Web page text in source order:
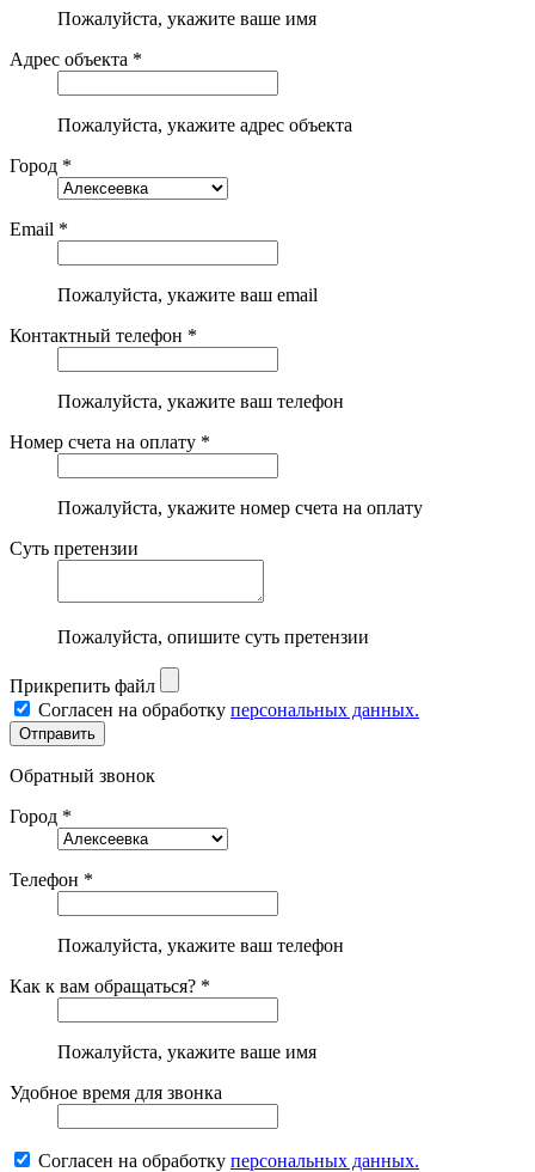
Пожалуйста, укажите ваше имя
Адрес объекта *
Пожалуйста, укажите адрес объекта
Город *
Email *
Пожалуйста, укажите ваш email
Контактный телефон *
Пожалуйста, укажите ваш телефон
Номер счета на оплату *
Пожалуйста, укажите номер счета на оплату
Суть претензии
Пожалуйста, опишите суть претензии
Прикрепить файл
Согласен на обработку персональных данных.
Обратный звонок
Город *
Телефон *
Пожалуйста, укажите ваш телефон
Как к вам обращаться? *
Пожалуйста, укажите ваше имя
Удобное время для звонка
Согласен на обработку персональных данных.